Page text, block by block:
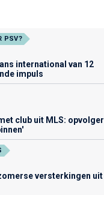
PSV?
international van 12
impuls
club uit MLS: opvolger
versterkingen uit